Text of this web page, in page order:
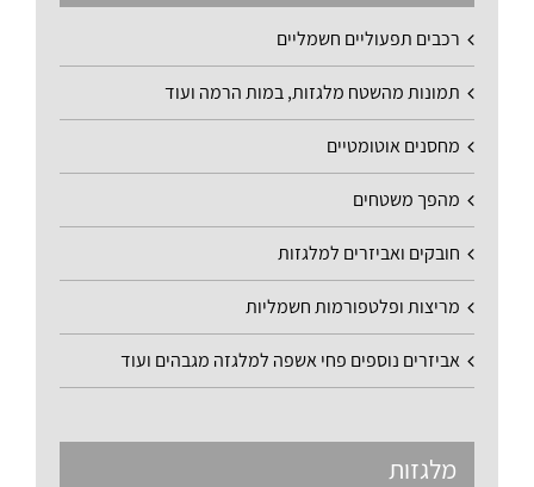
רכבים תפעוליים חשמליים
תמונות מהשטח מלגזות, במות הרמה ועוד
מחסנים אוטומטיים
מהפך משטחים
חובקים ואביזרים למלגזות
מריצות ופלטפורמות חשמליות
אביזרים נוספים פחי אשפה למלגזה מגבהים ועוד
מלגזות